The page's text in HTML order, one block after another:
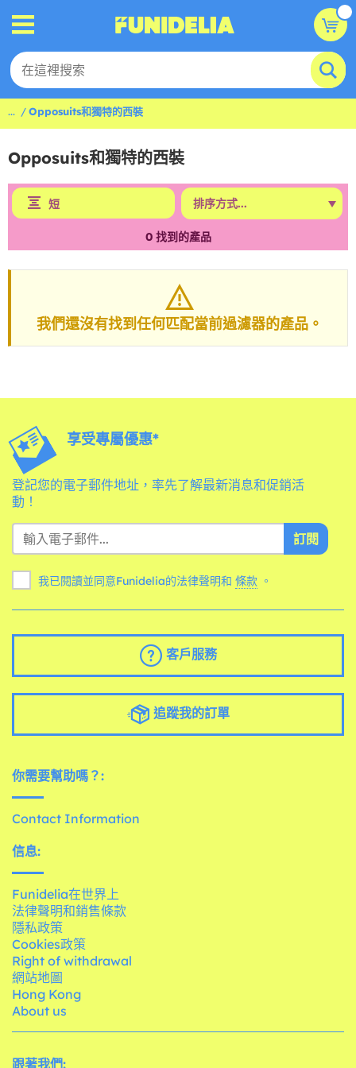
... Opposuits和獨特的西裝
Opposuits和獨特的西裝
短
0找到的產品
我們還沒有找到任何匹配當前過濾器的產品。
享受專屬優惠*
登記您的電子郵件地址，率先了解最新消息和促銷活
動！
訂閱
我已閱讀並同意Funidelia的法律聲明和 條款 。
客戶服務
追蹤我的訂單
你需要幫助嗎？:
Contact Information
信息:
Funidelia在世界上
法律聲明和銷售條款
隱私政策
Cookies政策
Right of withdrawal
網站地圖
Hong Kong
About us
跟著我們: